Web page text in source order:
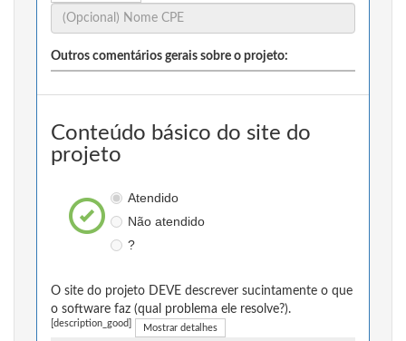
Outros comentários gerais sobre o projeto:
Conteúdo básico do site do
projeto
Atendido
Não atendido
?
O site do projeto DEVE descrever sucintamente o que
o software faz (qual problema ele resolve?).
[description_good] Mostrar detalhes